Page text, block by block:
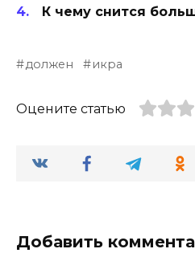
К чему снится
должен икра
Оцените статью
Добавить